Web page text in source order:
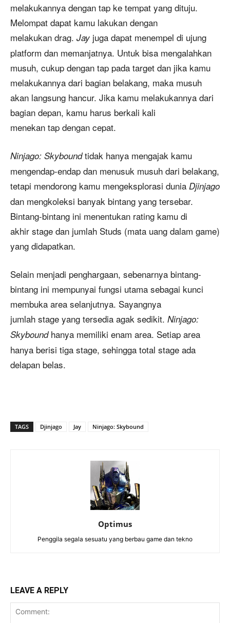
melakukannya dengan tap ke tempat yang dituju.
Melompat dapat kamu lakukan dengan
melakukan drag. Jay juga dapat menempel di ujung
platform dan memanjatnya. Untuk bisa mengalahkan
musuh, cukup dengan tap pada target dan jika kamu
melakukannya dari bagian belakang, maka musuh
akan langsung hancur. Jika kamu melakukannya dari
bagian depan, kamu harus berkali kali
menekan tap dengan cepat.
Ninjago: Skyboundtidak hanya mengajak kamu
mengendap-endap dan menusuk musuh dari belakang,
tetapi mendorong kamu mengeksplorasi dunia Djinjago
dan mengkoleksi banyak bintang yang tersebar.
Bintang-bintang ini menentukan rating kamu di
akhir stage dan jumlah Studs (mata uang dalam game)
yang didapatkan.
Selain menjadi penghargaan, sebenarnya bintang-
bintang ini mempunyai fungsi utama sebagai kunci
membuka area selanjutnya. Sayangnya
jumlah stage yang tersedia agak sedikit. Ninjago:
Skyboundhanya memiliki enam area. Setiap area
hanya berisi tiga stage, sehingga total stage ada
delapan belas.
TAGS Djinjago Jay Ninjago: Skybound
Optimus
Penggila segala sesuatu yang berbau game dan tekno
LEAVE A REPLY